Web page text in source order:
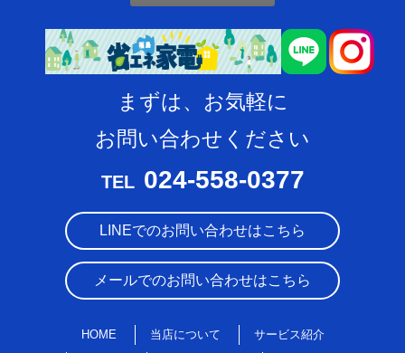
まずは、お気軽に
お問い合わせください
TEL 024-558-0377
LINEでのお問い合わせはこちら
メールでのお問い合わせはこちら
HOME 当店について サービス紹介